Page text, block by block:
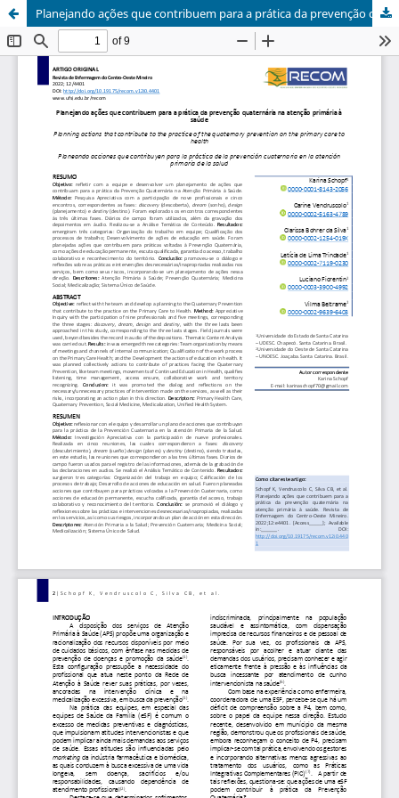
Planejando ações que contribuem para a prática da prevenção quaternária na atenção primária à saúde